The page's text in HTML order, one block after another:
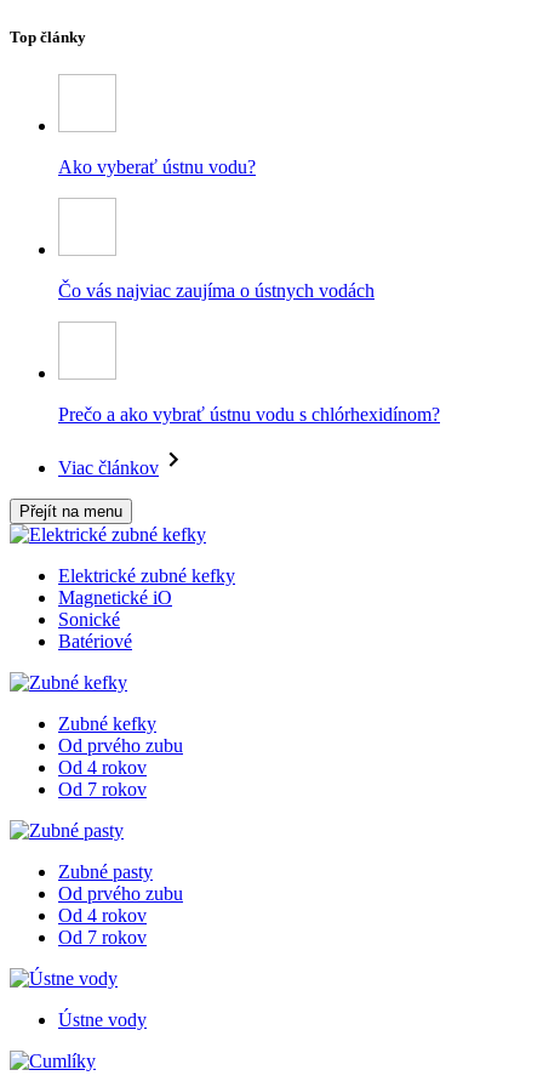
Top články
Ako vyberať ústnu vodu?
Čo vás najviac zaujíma o ústnych vodách
Prečo a ako vybrať ústnu vodu s chlórhexidínom?
Viac článkov
Přejít na menu
Elektrické zubné kefky
Magnetické iO
Sonické
Batériové
Zubné kefky
Od prvého zubu
Od 4 rokov
Od 7 rokov
Zubné pasty
Od prvého zubu
Od 4 rokov
Od 7 rokov
Ústne vody